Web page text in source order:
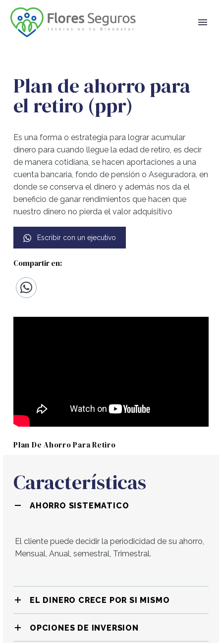
Plan de ahorro para
el retiro (ppr)
Es una forma o estrategia para lograr acumular
dinero para cuando llegue la edad de retiro, es decir
de manera cotidiana, se hacen aportaciones a una
cuenta bancaria, fondo de pensión o Aseguradora, en
donde se conserva el dinero y además nos da el
beneficio de ganar rendimientos que hacen que
nuestro dinero no pierda el valor adquisitivo
Escribir con un ejecutivo
Compartir en:
Plan De Ahorro Para Retiro
Características
AHORRO SISTEMATICO
El cliente puede decidir la periodicidad de su ahorro,
Mensual, Anual, semestral, Trimestral.
EL DINERO CRECE POR SI MISMO
OPCIONES DE INVERSION